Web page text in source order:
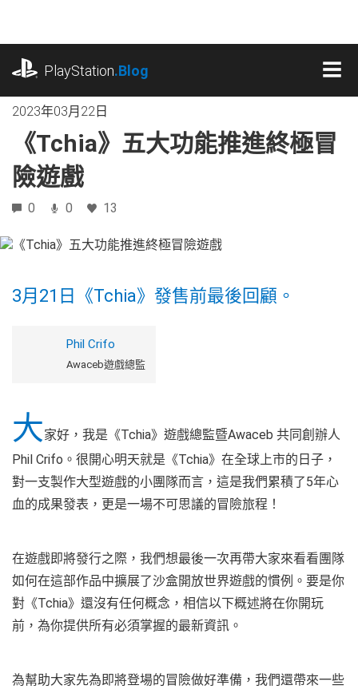
內
PlayStation.Blog
2023年03月22日
《Tchia》五大功能推進終極冒
險遊戲
0 0 13
3月21日《Tchia》發售前最後回顧。
Phil Crifo
Awaceb遊戲總監
大家好，我是《Tchia》遊戲總監暨Awaceb 共同創辦人
Phil Crifo。很開心明天就是《Tchia》在全球上市的日子，
對一支製作大型遊戲的小團隊而言，這是我們累積了5年心
血的成果發表，更是一場不可思議的冒險旅程！
在遊戲即將發行之際，我們想最後一次再帶大家來看看團隊
如何在這部作品中擴展了沙盒開放世界遊戲的慣例。要是你
對《Tchia》還沒有任何概念，相信以下概述將在你開玩
前，為你提供所有必須掌握的最新資訊。
為幫助大家先為即將登場的冒險做好準備，我們還帶來一些